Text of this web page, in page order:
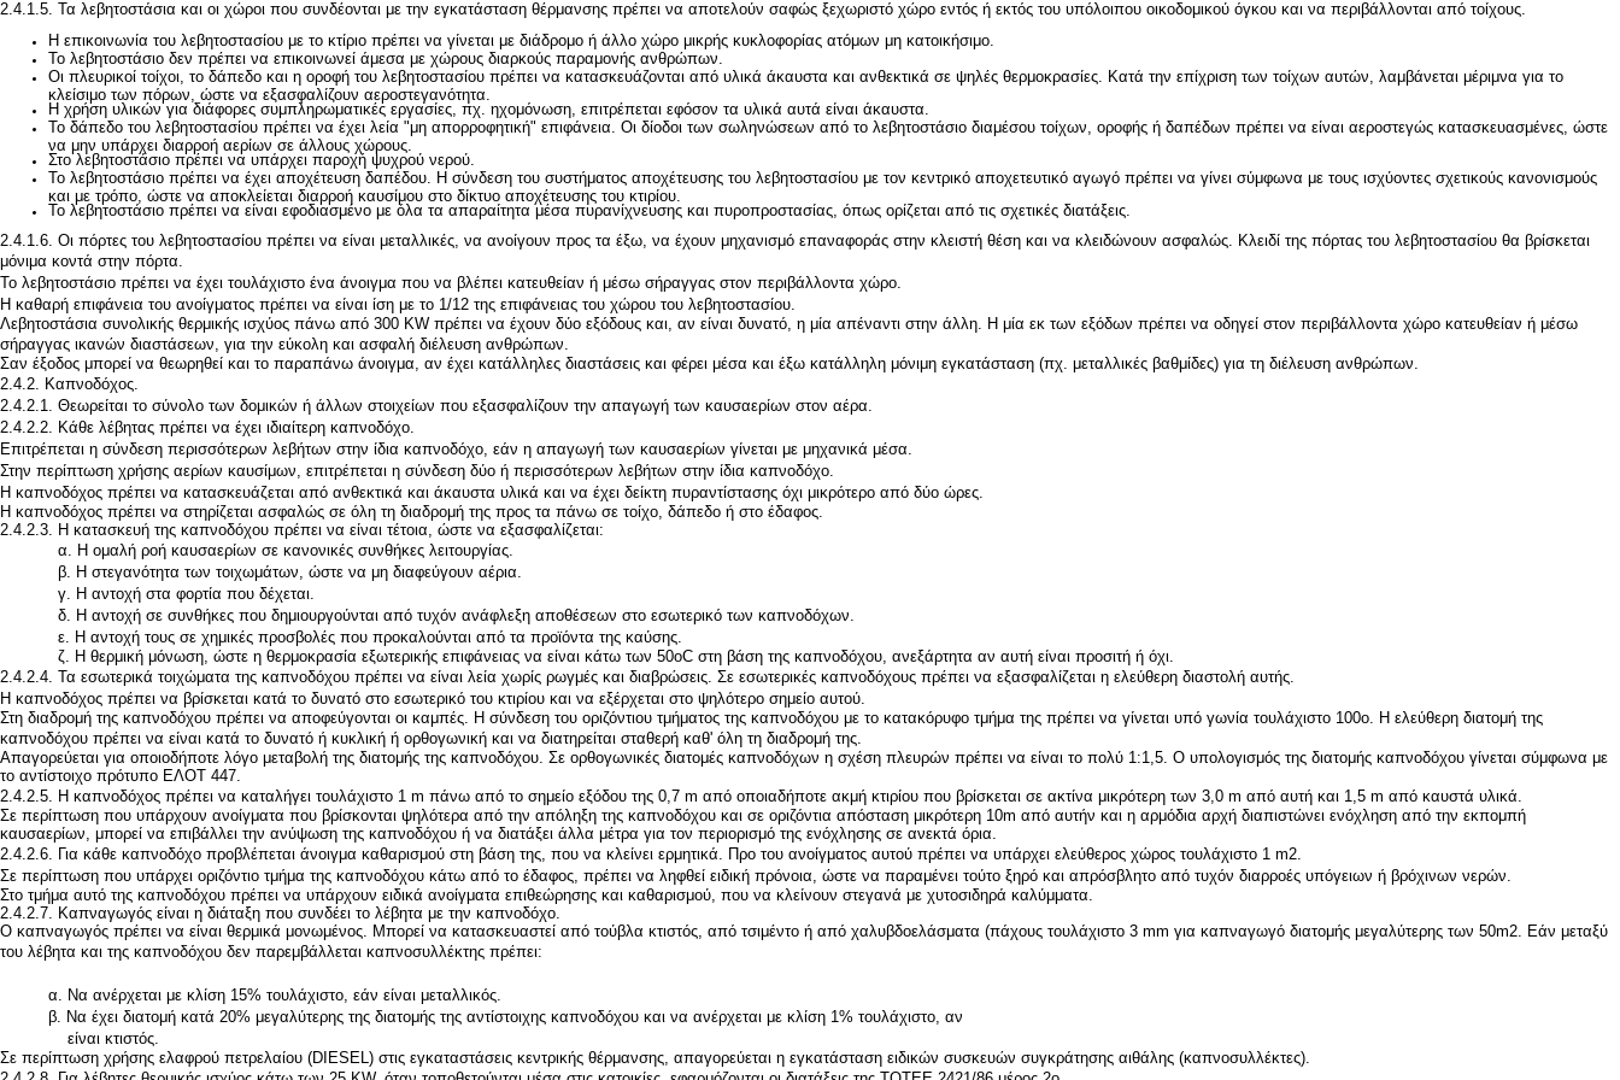
2.4.1.5. Τα λεβητοστάσια και οι χώροι που συνδέονται με την εγκατάσταση θέρμανσης πρέπει να αποτελούν σαφώς ξεχωριστό χώρο εντός ή εκτός του υπόλοιπου οικοδομικού όγκου και να περιβάλλονται από τοίχους.
Η επικοινωνία του λεβητοστασίου με το κτίριο πρέπει να γίνεται με διάδρομο ή άλλο χώρο μικρής κυκλοφορίας ατόμων μη κατοικήσιμο.
Το λεβητοστάσιο δεν πρέπει να επικοινωνεί άμεσα με χώρους διαρκούς παραμονής ανθρώπων.
Οι πλευρικοί τοίχοι, το δάπεδο και η οροφή του λεβητοστασίου πρέπει να κατασκευάζονται από υλικά άκαυστα και ανθεκτικά σε ψηλές θερμοκρασίες. Κατά την επίχριση των τοίχων αυτών, λαμβάνεται μέριμνα για το
κλείσιμο των πόρων, ώστε να εξασφαλίζουν αεροστεγανότητα.
Η χρήση υλικών για διάφορες συμπληρωματικές εργασίες, πχ. ηχομόνωση, επιτρέπεται εφόσον τα υλικά αυτά είναι άκαυστα.
Το δάπεδο του λεβητοστασίου πρέπει να έχει λεία "μη απορροφητική" επιφάνεια. Οι δίοδοι των σωληνώσεων από το λεβητοστάσιο διαμέσου τοίχων, οροφής ή δαπέδων πρέπει να είναι αεροστεγώς κατασκευασμένες, ώστε
να μην υπάρχει διαρροή αερίων σε άλλους χώρους.
Στο λεβητοστάσιο πρέπει να υπάρχει παροχή ψυχρού νερού.
Το λεβητοστάσιο πρέπει να έχει αποχέτευση δαπέδου. Η σύνδεση του συστήματος αποχέτευσης του λεβητοστασίου με τον κεντρικό αποχετευτικό αγωγό πρέπει να γίνει σύμφωνα με τους ισχύοντες σχετικούς κανονισμούς
και με τρόπο, ώστε να αποκλείεται διαρροή καυσίμου στο δίκτυο αποχέτευσης του κτιρίου.
Το λεβητοστάσιο πρέπει να είναι εφοδιασμένο με όλα τα απαραίτητα μέσα πυρανίχνευσης και πυροπροστασίας, όπως ορίζεται από τις σχετικές διατάξεις.
2.4.1.6. Οι πόρτες του λεβητοστασίου πρέπει να είναι μεταλλικές, να ανοίγουν προς τα έξω, να έχουν μηχανισμό επαναφοράς στην κλειστή θέση και να κλειδώνουν ασφαλώς. Κλειδί της πόρτας του λεβητοστασίου θα βρίσκεται
μόνιμα κοντά στην πόρτα.
Το λεβητοστάσιο πρέπει να έχει τουλάχιστο ένα άνοιγμα που να βλέπει κατευθείαν ή μέσω σήραγγας στον περιβάλλοντα χώρο.
Η καθαρή επιφάνεια του ανοίγματος πρέπει να είναι ίση με το 1/12 της επιφάνειας του χώρου του λεβητοστασίου.
Λεβητοστάσια συνολικής θερμικής ισχύος πάνω από 300 KW πρέπει να έχουν δύο εξόδους και, αν είναι δυνατό, η μία απέναντι στην άλλη. Η μία εκ των εξόδων πρέπει να οδηγεί στον περιβάλλοντα χώρο κατευθείαν ή μέσω
σήραγγας ικανών διαστάσεων, για την εύκολη και ασφαλή διέλευση ανθρώπων.
Σαν έξοδος μπορεί να θεωρηθεί και το παραπάνω άνοιγμα, αν έχει κατάλληλες διαστάσεις και φέρει μέσα και έξω κατάλληλη μόνιμη εγκατάσταση (πχ. μεταλλικές βαθμίδες) για τη διέλευση ανθρώπων.
2.4.2. Καπνοδόχος.
2.4.2.1. Θεωρείται το σύνολο των δομικών ή άλλων στοιχείων που εξασφαλίζουν την απαγωγή των καυσαερίων στον αέρα.
2.4.2.2. Κάθε λέβητας πρέπει να έχει ιδιαίτερη καπνοδόχο.
Επιτρέπεται η σύνδεση περισσότερων λεβήτων στην ίδια καπνοδόχο, εάν η απαγωγή των καυσαερίων γίνεται με μηχανικά μέσα.
Στην περίπτωση χρήσης αερίων καυσίμων, επιτρέπεται η σύνδεση δύο ή περισσότερων λεβήτων στην ίδια καπνοδόχο.
Η καπνοδόχος πρέπει να κατασκευάζεται από ανθεκτικά και άκαυστα υλικά και να έχει δείκτη πυραντίστασης όχι μικρότερο από δύο ώρες.
Η καπνοδόχος πρέπει να στηρίζεται ασφαλώς σε όλη τη διαδρομή της προς τα πάνω σε τοίχο, δάπεδο ή στο έδαφος.
2.4.2.3. Η κατασκευή της καπνοδόχου πρέπει να είναι τέτοια, ώστε να εξασφαλίζεται:
α. Η ομαλή ροή καυσαερίων σε κανονικές συνθήκες λειτουργίας.
β. Η στεγανότητα των τοιχωμάτων, ώστε να μη διαφεύγουν αέρια.
γ. Η αντοχή στα φορτία που δέχεται.
δ. Η αντοχή σε συνθήκες που δημιουργούνται από τυχόν ανάφλεξη αποθέσεων στο εσωτερικό των καπνοδόχων.
ε. Η αντοχή τους σε χημικές προσβολές που προκαλούνται από τα προϊόντα της καύσης.
ζ. Η θερμική μόνωση, ώστε η θερμοκρασία εξωτερικής επιφάνειας να είναι κάτω των 50οC στη βάση της καπνοδόχου, ανεξάρτητα αν αυτή είναι προσιτή ή όχι.
2.4.2.4. Τα εσωτερικά τοιχώματα της καπνοδόχου πρέπει να είναι λεία χωρίς ρωγμές και διαβρώσεις. Σε εσωτερικές καπνοδόχους πρέπει να εξασφαλίζεται η ελεύθερη διαστολή αυτής.
Η καπνοδόχος πρέπει να βρίσκεται κατά το δυνατό στο εσωτερικό του κτιρίου και να εξέρχεται στο ψηλότερο σημείο αυτού.
Στη διαδρομή της καπνοδόχου πρέπει να αποφεύγονται οι καμπές. Η σύνδεση του οριζόντιου τμήματος της καπνοδόχου με το κατακόρυφο τμήμα της πρέπει να γίνεται υπό γωνία τουλάχιστο 100ο. Η ελεύθερη διατομή της
καπνοδόχου πρέπει να είναι κατά το δυνατό ή κυκλική ή ορθογωνική και να διατηρείται σταθερή καθ' όλη τη διαδρομή της.
Απαγορεύεται για οποιοδήποτε λόγο μεταβολή της διατομής της καπνοδόχου. Σε ορθογωνικές διατομές καπνοδόχων η σχέση πλευρών πρέπει να είναι το πολύ 1:1,5. Ο υπολογισμός της διατομής καπνοδόχου γίνεται σύμφωνα με
το αντίστοιχο πρότυπο ΕΛΟΤ 447.
2.4.2.5. Η καπνοδόχος πρέπει να καταλήγει τουλάχιστο 1 m πάνω από το σημείο εξόδου της 0,7 m από οποιαδήποτε ακμή κτιρίου που βρίσκεται σε ακτίνα μικρότερη των 3,0 m από αυτή και 1,5 m από καυστά υλικά.
Σε περίπτωση που υπάρχουν ανοίγματα που βρίσκονται ψηλότερα από την απόληξη της καπνοδόχου και σε οριζόντια απόσταση μικρότερη 10m από αυτήν και η αρμόδια αρχή διαπιστώνει ενόχληση από την εκπομπή
καυσαερίων, μπορεί να επιβάλλει την ανύψωση της καπνοδόχου ή να διατάξει άλλα μέτρα για τον περιορισμό της ενόχλησης σε ανεκτά όρια.
2.4.2.6. Για κάθε καπνοδόχο προβλέπεται άνοιγμα καθαρισμού στη βάση της, που να κλείνει ερμητικά. Προ του ανοίγματος αυτού πρέπει να υπάρχει ελεύθερος χώρος τουλάχιστο 1 m2.
Σε περίπτωση που υπάρχει οριζόντιο τμήμα της καπνοδόχου κάτω από το έδαφος, πρέπει να ληφθεί ειδική πρόνοια, ώστε να παραμένει τούτο ξηρό και απρόσβλητο από τυχόν διαρροές υπόγειων ή βρόχινων νερών.
Στο τμήμα αυτό της καπνοδόχου πρέπει να υπάρχουν ειδικά ανοίγματα επιθεώρησης και καθαρισμού, που να κλείνουν στεγανά με χυτοσιδηρά καλύμματα.
2.4.2.7. Καπναγωγός είναι η διάταξη που συνδέει το λέβητα με την καπνοδόχο.
Ο καπναγωγός πρέπει να είναι θερμικά μονωμένος. Μπορεί να κατασκευαστεί από τούβλα κτιστός, από τσιμέντο ή από χαλυβδοελάσματα (πάχους τουλάχιστο 3 mm για καπναγωγό διατομής μεγαλύτερης των 50m2. Εάν μεταξύ
του λέβητα και της καπνοδόχου δεν παρεμβάλλεται καπνοσυλλέκτης πρέπει:
α. Να ανέρχεται με κλίση 15% τουλάχιστο, εάν είναι μεταλλικός.
β. Να έχει διατομή κατά 20% μεγαλύτερης της διατομής της αντίστοιχης καπνοδόχου και να ανέρχεται με κλίση 1% τουλάχιστο, αν
είναι κτιστός.
Σε περίπτωση χρήσης ελαφρού πετρελαίου (DIESEL) στις εγκαταστάσεις κεντρικής θέρμανσης, απαγορεύεται η εγκατάσταση ειδικών συσκευών συγκράτησης αιθάλης (καπνοσυλλέκτες).